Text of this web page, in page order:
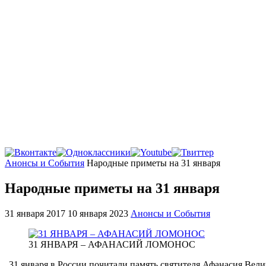
Главная
Анонсы и События Народные приметы на 31 января
Народные приметы на 31 января
31 января 2017 10 января 2023 Анонсы и События
31 ЯНВАРЯ – АФАНАСИЙ ЛОМОНОС